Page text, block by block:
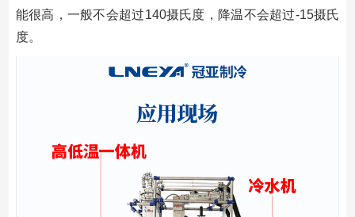
能很高，一般不会超过140摄氏度，降温不会超过-15摄氏
度。